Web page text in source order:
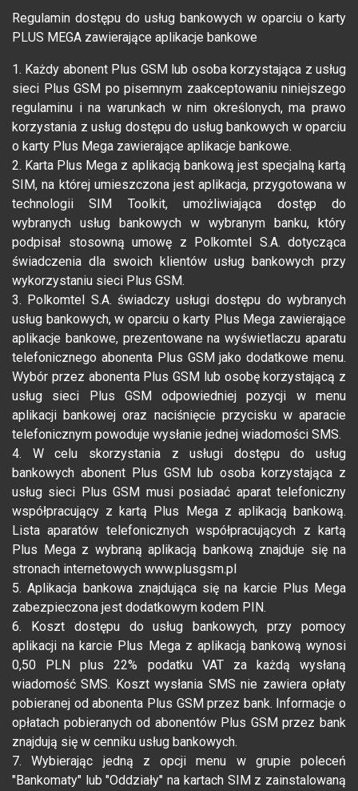
Regulamin dostępu do usług bankowych w oparciu o karty
PLUS MEGA zawierające aplikacje bankowe
1. Każdy abonent Plus GSM lub osoba korzystająca z usług
sieci Plus GSM po pisemnym zaakceptowaniu niniejszego
regulaminu i na warunkach w nim określonych, ma prawo
korzystania z usług dostępu do usług bankowych w oparciu
o karty Plus Mega zawierające aplikacje bankowe.
2. Karta Plus Mega z aplikacją bankową jest specjalną kartą
SIM, na której umieszczona jest aplikacja, przygotowana w
technologii SIM Toolkit, umożliwiająca dostęp do
wybranych usług bankowych w wybranym banku, który
podpisał stosowną umowę z Polkomtel S.A. dotycząca
świadczenia dla swoich klientów usług bankowych przy
wykorzystaniu sieci Plus GSM.
3. Polkomtel S.A. świadczy usługi dostępu do wybranych
usług bankowych, w oparciu o karty Plus Mega zawierające
aplikacje bankowe, prezentowane na wyświetlaczu aparatu
telefonicznego abonenta Plus GSM jako dodatkowe menu.
Wybór przez abonenta Plus GSM lub osobę korzystającą z
usług sieci Plus GSM odpowiedniej pozycji w menu
aplikacji bankowej oraz naciśnięcie przycisku w aparacie
telefonicznym powoduje wysłanie jednej wiadomości SMS.
4. W celu skorzystania z usługi dostępu do usług
bankowych abonent Plus GSM lub osoba korzystająca z
usług sieci Plus GSM musi posiadać aparat telefoniczny
współpracujący z kartą Plus Mega z aplikacją bankową.
Lista aparatów telefonicznych współpracujących z kartą
Plus Mega z wybraną aplikacją bankową znajduje się na
stronach internetowych www.plusgsm.pl
5. Aplikacja bankowa znajdująca się na karcie Plus Mega
zabezpieczona jest dodatkowym kodem PIN.
6. Koszt dostępu do usług bankowych, przy pomocy
aplikacji na karcie Plus Mega z aplikacją bankową wynosi
0,50 PLN plus 22% podatku VAT za każdą wysłaną
wiadomość SMS. Koszt wysłania SMS nie zawiera opłaty
pobieranej od abonenta Plus GSM przez bank. Informacje o
opłatach pobieranych od abonentów Plus GSM przez bank
znajdują się w cenniku usług bankowych.
7. Wybierając jedną z opcji menu w grupie poleceń
"Bankomaty" lub "Oddziały" na kartach SIM z zainstalowaną